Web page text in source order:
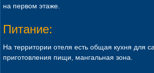
на первом этаже.
Питание:
На территории отеля есть общая кухня для
приготовления пищи, мангальная зона.